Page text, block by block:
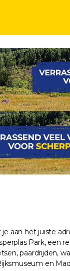
aan het juiste
Park, een
paardrijden,
en